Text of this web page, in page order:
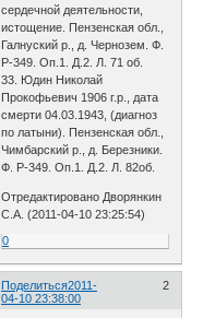
сердечной деятельности,
истощение. Пензенская обл.,
Галнуский р., д. Чернозем. Ф.
Р-349. Оп.1. Д.2. Л. 71 об.
33. Юдин Николай
Прокофьевич 1906 г.р., дата
смерти 04.03.1943, (диагноз
по латыни). Пензенская обл.,
Чимбарский р., д. Березники.
Ф. Р-349. Оп.1. Д.2. Л. 82об.
Отредактировано Дворянкин
С.А. (2011-04-10 23:25:54)
0
Поделиться 2
2011-
04-10 23:38:00